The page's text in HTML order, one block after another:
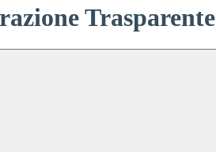
Trasparente